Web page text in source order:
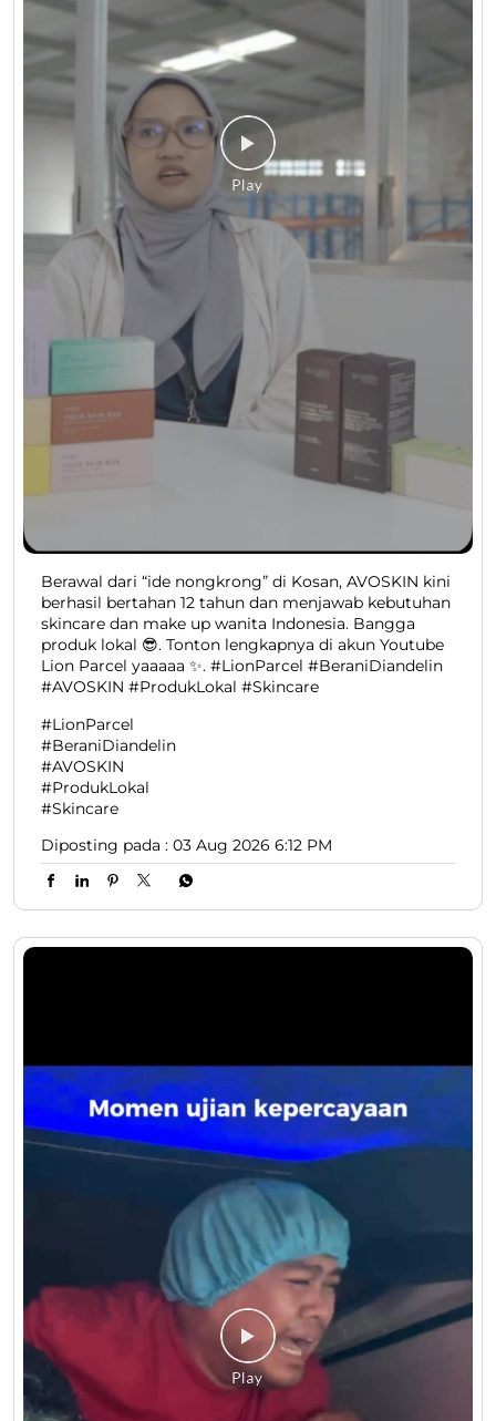
Berawal dari “ide nongkrong” di Kosan, AVOSKIN kini
berhasil bertahan 12 tahun dan menjawab kebutuhan
skincare dan make up wanita Indonesia. Bangga
produk lokal 😎. Tonton lengkapnya di akun Youtube
Lion Parcel yaaaaa ✨. #LionParcel #BeraniDiandelin
#AVOSKIN #ProdukLokal #Skincare
#LionParcel
#BeraniDiandelin
#AVOSKIN
#ProdukLokal
#Skincare
Diposting pada : 03 Aug 2026 6:12 PM